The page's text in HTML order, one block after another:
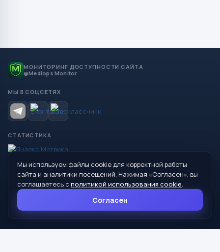
МОНИТОРИНГ ДОСТУПНОСТИ САЙТА
@Mediops Monitor
МЫ В СОЦСЕТЯХ
СТАТИСТИКА
© 2026 Управление образования Администрации МО
Сухой Лог
624800, Свердловская область, г. Сухой Лог, ул. Кирова, дом 7
8 (34373) 4-33-85
Мы используем файлы cookie для корректной работы
сайта и аналитики посещений. Нажимая «Согласен», вы
соглашаетесь с политикой использования cookie.
Согласен